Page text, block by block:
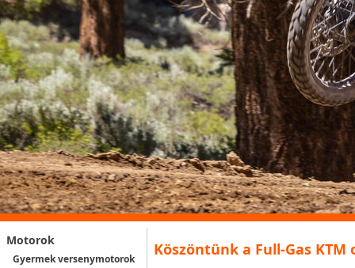
Motorok
Gyermek versenymotorok
Köszöntünk a Full-Gas KTM